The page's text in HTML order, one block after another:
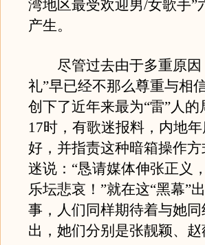
湾地区最受欢迎男/女歌手
产生。
尽管过去由于多重原因
礼”早已经不那么尊重与相
创下了近年来最为“雷”人
17时，有歌迷报料，内地
好，并指责这种暗箱操作
迷说：“恳请媒体伸张正义
乐坛悲哀！”就在这“黑幕”
事，人们同样期待着与她
出，她们分别是张靓颖、